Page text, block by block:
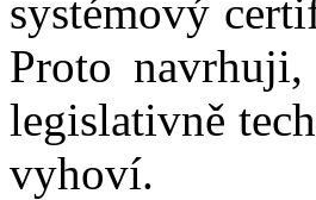
systémový
Proto
legislativně
vyhoví.